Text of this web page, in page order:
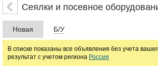
Сеялки пневматические
Рассадопосадочные машины
Цена
Сеялки и посевное
Новая Б/У
В списке показаны все объявления без учета
результат с учетом региона Россия